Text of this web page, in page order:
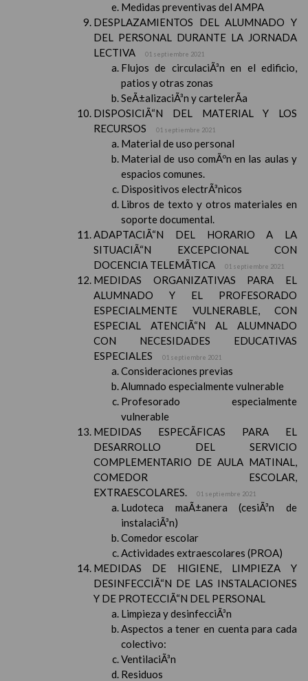
Medidas preventivas del AMPA
DESPLAZAMIENTOS DEL ALUMNADO Y
DEL PERSONAL DURANTE LA JORNADA
LECTIVA
01 septiembre 2021
Flujos de circulaciÃ³n en el edificio,
patios y otras zonas
SeÃ±alizaciÃ³n y cartelerÃ­a
DISPOSICIÃ“N DEL MATERIAL Y LOS
RECURSOS
01 septiembre 2021
Material de uso personal
Material de uso comÃºn en las aulas y
espacios comunes.
Dispositivos electrÃ³nicos
Libros de texto y otros materiales en
soporte documental.
ADAPTACIÃ“N DEL HORARIO A LA
SITUACIÃ“N EXCEPCIONAL CON
DOCENCIA TELEMÃTICA
01 septiembre 2021
MEDIDAS ORGANIZATIVAS PARA EL
ALUMNADO Y EL PROFESORADO
ESPECIALMENTE VULNERABLE, CON
ESPECIAL ATENCIÃ“N AL ALUMNADO
CON NECESIDADES EDUCATIVAS
ESPECIALES
01 septiembre 2021
Consideraciones previas
Alumnado especialmente vulnerable
Profesorado especialmente
vulnerable
MEDIDAS ESPECÃFICAS PARA EL
DESARROLLO DEL SERVICIO
COMPLEMENTARIO DE AULA MATINAL,
COMEDOR ESCOLAR,
EXTRAESCOLARES.
01 septiembre 2021
Ludoteca maÃ±anera (cesiÃ³n de
instalaciÃ³n)
Comedor escolar
Actividades extraescolares (PROA)
MEDIDAS DE HIGIENE, LIMPIEZA Y
DESINFECCIÃ“N DE LAS INSTALACIONES
Y DE PROTECCIÃ“N DEL PERSONAL
Limpieza y desinfecciÃ³n
Aspectos a tener en cuenta para cada
colectivo:
VentilaciÃ³n
Residuos